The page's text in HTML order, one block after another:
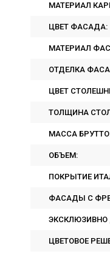
МАТЕРИАЛ
ЦВЕТ ФАСАДА:
МАТЕРИАЛ
ОТДЕЛКА
ЦВЕТ
ТОЛЩИНА
МАССА
ОБЪЕМ:
ПОКРЫТИЕ
ФАСАДЫ С
ЭКСКЛЮЗИВНО
ЦВЕТОВОЕ